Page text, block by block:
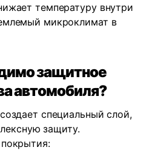
температуру внутри
микроклимат в
защитное
автомобиля?
специальный слой,
защиту.